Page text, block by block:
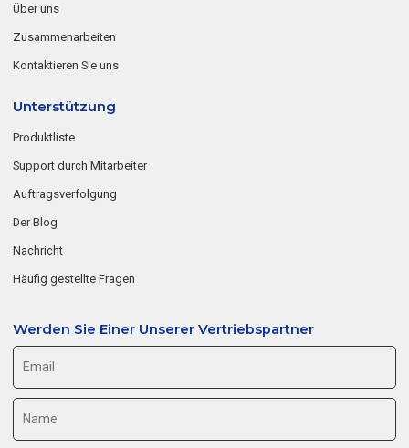
Über uns
Zusammenarbeiten
Kontaktieren Sie uns
Unterstützung
Produktliste
Support durch Mitarbeiter
Auftragsverfolgung
Der Blog
Nachricht
Häufig gestellte Fragen
Werden Sie Einer Unserer Vertriebspartner